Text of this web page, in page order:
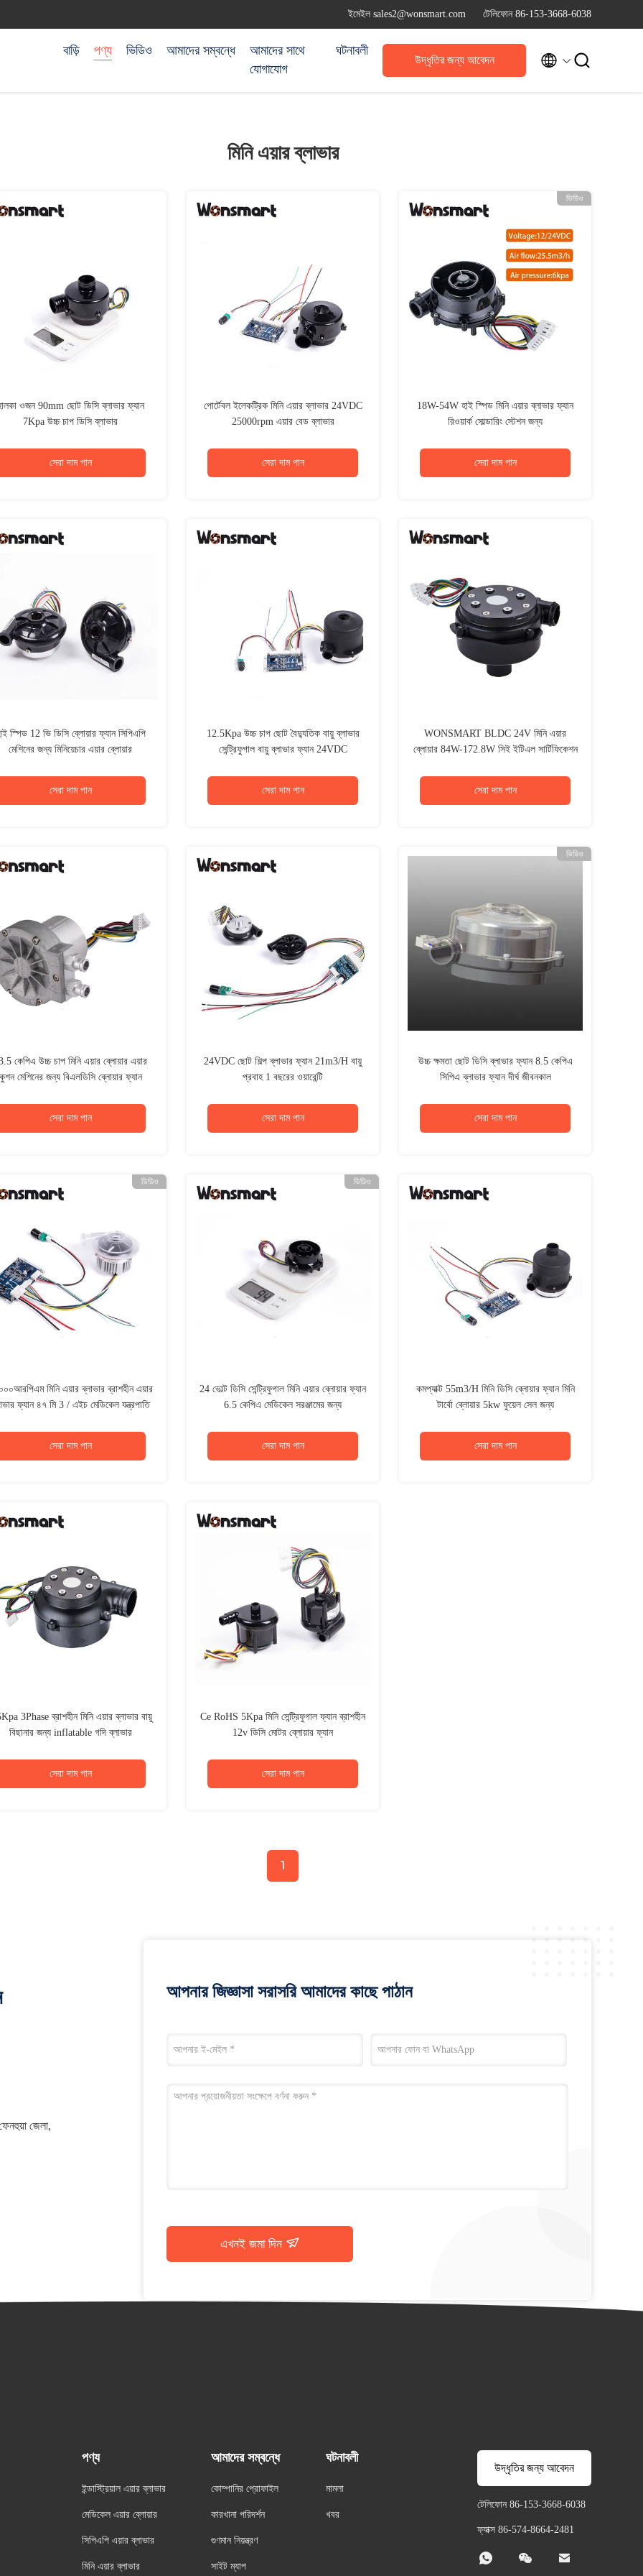
ইমেইল sales2@wonsmart.com টেলিফোন 86-153-3668-6038
বাড়ি পণ্য ভিডিও আমাদের সম্বন্ধে
আমাদের সাথে
যোগাযোগ
ঘটনাবলী
উদ্ধৃতির জন্য আবেদন  
মিনি এয়ার ব্লাভার
ওজন 90mm ছোট ডিসি ব্লাভার ফ্যান
7Kpa উচ্চ চাপ ডিসি ব্লাভার
সেরা দাম পান
পোর্টেবল ইলেকট্রিক মিনি এয়ার ব্লাভার 24VDC
25000rpm এয়ার বেড ব্লাভার
সেরা দাম পান
ভিডিও
18W-54W হাই স্পিড মিনি এয়ার ব্লাভার ফ্যান
রিওয়ার্ক সোল্ডারিং স্টেশন জন্য
সেরা দাম পান
স্পিড 12 ভি ডিসি ব্লোয়ার ফ্যান সিপিএপি
মেশিনের জন্য মিনিয়েচার এয়ার ব্লোয়ার
সেরা দাম পান
12.5Kpa উচ্চ চাপ ছোট বৈদ্যুতিক বায়ু ব্লাভার
সেন্ট্রিফুগাল বায়ু ব্লাভার ফ্যান 24VDC
সেরা দাম পান
WONSMART BLDC 24V মিনি এয়ার
ব্লোয়ার 84W-172.8W সিই ইটিএল সার্টিফিকেশন
সেরা দাম পান
কেপিএ উচ্চ চাপ মিনি এয়ার ব্লোয়ার এয়ার
মেশিনের জন্য বিএলডিসি ব্লোয়ার ফ্যান
সেরা দাম পান
24VDC ছোট শিল্প ব্লাভার ফ্যান 21m3/H বায়ু
প্রবাহ 1 বছরের ওয়ারেন্টি
সেরা দাম পান
ভিডিও
উচ্চ ক্ষমতা ছোট ডিসি ব্লাভার ফ্যান 8.5 কেপিএ
সিপিএ ব্লাভার ফ্যান দীর্ঘ জীবনকাল
সেরা দাম পান
ভিডিও
মিনি এয়ার ব্লাভার ব্রাশহীন এয়ার
ফ্যান ৪৭ মি 3 / এইচ মেডিকেল যন্ত্রপাতি
সেরা দাম পান
ভিডিও
24 ভোল্ট ডিসি সেন্ট্রিফুগাল মিনি এয়ার ব্লোয়ার ফ্যান
6.5 কেপিএ মেডিকেল সরঞ্জামের জন্য
সেরা দাম পান
কমপ্যাক্ট 55m3/H মিনি ডিসি ব্লোয়ার ফ্যান মিনি
টার্বো ব্লোয়ার 5kw ফুয়েল সেল জন্য
সেরা দাম পান
3Phase ব্রাশহীন মিনি এয়ার ব্লাভার বায়ু
বিছানার জন্য inflatable গদি ব্লাভার
সেরা দাম পান
Ce RoHS 5Kpa মিনি সেন্ট্রিফুগাল ফ্যান ব্রাশহীন
12v ডিসি মোটর ব্লোয়ার ফ্যান
সেরা দাম পান
1
জেলা,
আপনার জিজ্ঞাসা সরাসরি আমাদের কাছে পাঠান
এখনই জমা দিন
পণ্য
ইন্ডাস্ট্রিয়াল এয়ার ব্লাভার
মেডিকেল এয়ার ব্লোয়ার
সিপিএপি এয়ার ব্লাভার
মিনি এয়ার ব্লাভার
আমাদের সম্বন্ধে
কোম্পানির প্রোফাইল
কারখানা পরিদর্শন
গুণমান নিয়ন্ত্রণ
সাইট ম্যাপ
ঘটনাবলী
মামলা
খবর
উদ্ধৃতির জন্য আবেদন
টেলিফোন 86-153-3668-6038
ফ্যাক্স 86-574-8664-2481
  